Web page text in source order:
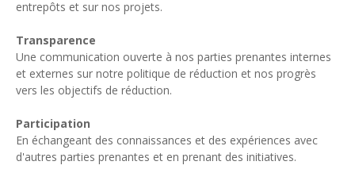
entrepôts et sur nos projets.
Transparence
Une communication ouverte à nos parties prenantes internes
et externes sur notre politique de réduction et nos progrès
vers les objectifs de réduction.
Participation
En échangeant des connaissances et des expériences avec
d'autres parties prenantes et en prenant des initiatives.